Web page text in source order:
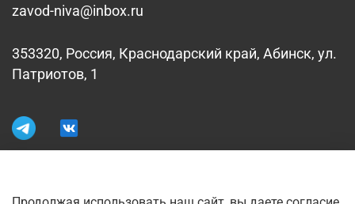
Информация
zavod-niva@inbox.ru
353320, Россия, Краснодарский край, Абинск, ул.
Патриотов, 1